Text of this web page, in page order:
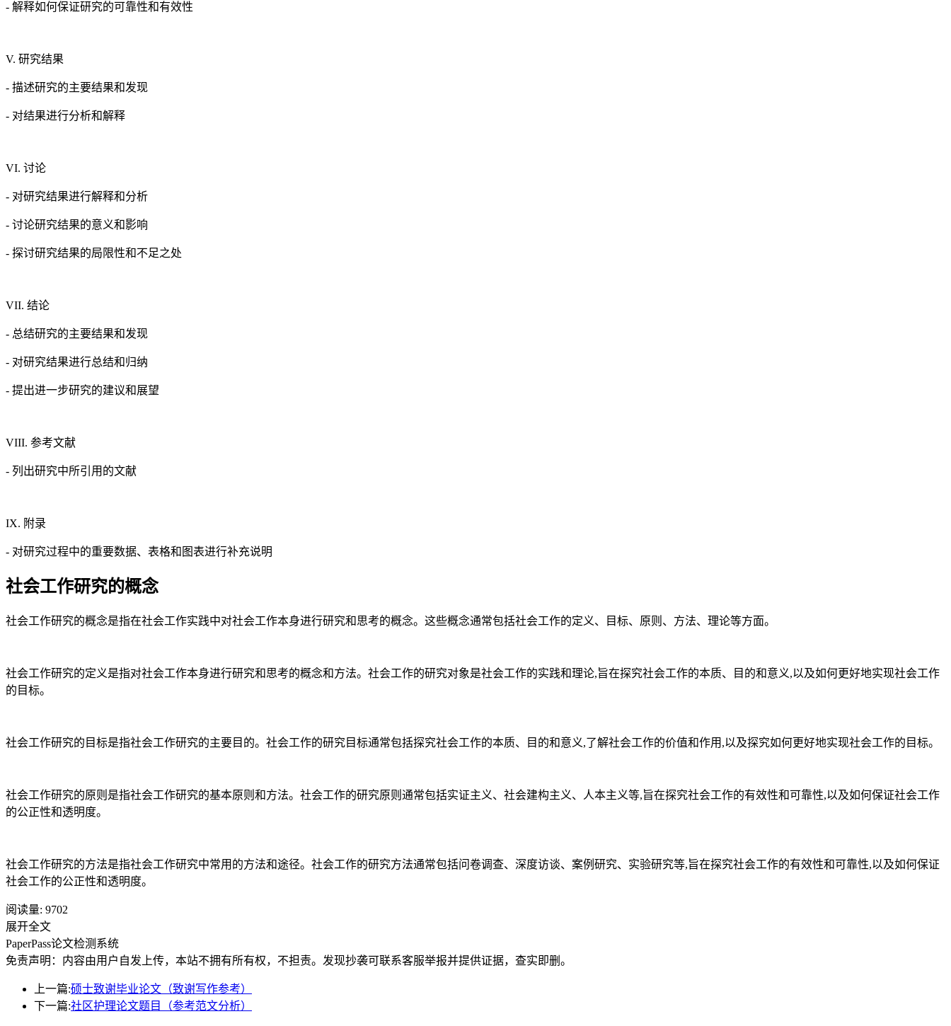
- 解释如何保证研究的可靠性和有效性
V. 研究结果
- 描述研究的主要结果和发现
- 对结果进行分析和解释
VI. 讨论
- 对研究结果进行解释和分析
- 讨论研究结果的意义和影响
- 探讨研究结果的局限性和不足之处
VII. 结论
- 总结研究的主要结果和发现
- 对研究结果进行总结和归纳
- 提出进一步研究的建议和展望
VIII. 参考文献
- 列出研究中所引用的文献
IX. 附录
- 对研究过程中的重要数据、表格和图表进行补充说明
社会工作研究的概念
社会工作研究的概念是指在社会工作实践中对社会工作本身进行研究和思考的概念。这些概念通常包括社会工作的定义、目标、原则、方法、理论等方面。
社会工作研究的定义是指对社会工作本身进行研究和思考的概念和方法。社会工作的研究对象是社会工作的实践和理论,旨在探究社会工作的本质、目的和意义,以及如何更好地实现社会工作
的目标。
社会工作研究的目标是指社会工作研究的主要目的。社会工作的研究目标通常包括探究社会工作的本质、目的和意义,了解社会工作的价值和作用,以及探究如何更好地实现社会工作的目标。
社会工作研究的原则是指社会工作研究的基本原则和方法。社会工作的研究原则通常包括实证主义、社会建构主义、人本主义等,旨在探究社会工作的有效性和可靠性,以及如何保证社会工作
的公正性和透明度。
社会工作研究的方法是指社会工作研究中常用的方法和途径。社会工作的研究方法通常包括问卷调查、深度访谈、案例研究、实验研究等,旨在探究社会工作的有效性和可靠性,以及如何保证
社会工作的公正性和透明度。
阅读量: 9702
展开全文
PaperPass论文检测系统
免责声明：内容由用户自发上传，本站不拥有所有权，不担责。发现抄袭可联系客服举报并提供证据，查实即删。
上一篇:硕士致谢毕业论文（致谢写作参考）
下一篇:社区护理论文题目（参考范文分析）